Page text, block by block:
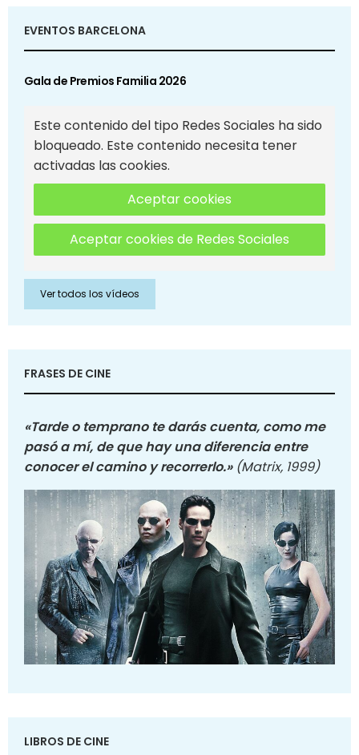
EVENTOS BARCELONA
Gala de Premios Familia 2026
Este contenido del tipo Redes Sociales ha sido
bloqueado. Este contenido necesita tener
activadas las cookies.
Aceptar cookies
Aceptar cookies de Redes Sociales
Ver todos los vídeos
FRASES DE CINE
«Tarde o temprano te darás cuenta, como me
pasó a mí, de que hay una diferencia entre
conocer el camino y recorrerlo.» (Matrix, 1999)
LIBROS DE CINE